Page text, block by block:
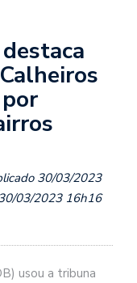
30/03/2023
03/2023 16h16
usou a tribuna